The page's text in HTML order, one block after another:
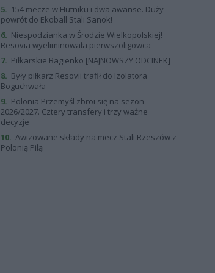
5. 154 mecze w Hutniku i dwa awanse. Duży
powrót do Ekoball Stali Sanok!
6. Niespodzianka w Środzie Wielkopolskiej!
Resovia wyeliminowała pierwszoligowca
7. Piłkarskie Bagienko [NAJNOWSZY ODCINEK]
8. Były piłkarz Resovii trafił do Izolatora
Boguchwała
9. Polonia Przemyśl zbroi się na sezon
2026/2027. Cztery transfery i trzy ważne
decyzje
10. Awizowane składy na mecz Stali Rzeszów z
Polonią Piłą